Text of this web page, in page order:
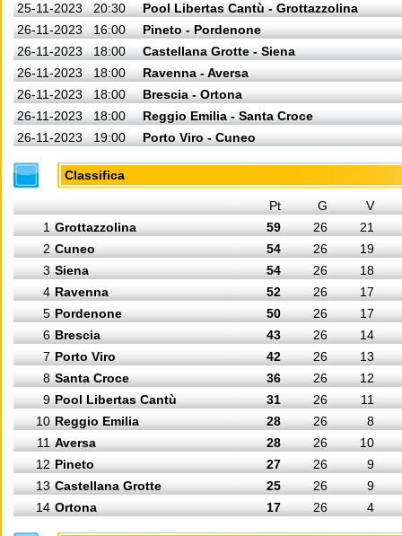
25-11-2023 20:30
Pool Libertas Cantù - Grottazzolina
26-11-2023
16:00
Pineto - Pordenone
26-11-2023
18:00
Castellana Grotte - Siena
26-11-2023
18:00
Ravenna - Aversa
26-11-2023
18:00
Brescia - Ortona
26-11-2023
18:00
Reggio Emilia - Santa Croce
26-11-2023
19:00 Porto Viro - Cuneo
Classifica
Pt G
V
1 Grottazzolina 59 26
21
2 Cuneo 54 26
19
3 Siena 54 26
18
4 Ravenna 52 26
17
5 Pordenone 50 26
17
6 Brescia 43 26
14
7 Porto Viro 42 26
13
8 Santa Croce 36 26
12
9 Pool Libertas Cantù 31 26
11
10 Reggio Emilia 28 26
8
11 Aversa 28 26
10
12 Pineto 27 26
9
13 Castellana Grotte 25 26
9
14 Ortona 17 26 4